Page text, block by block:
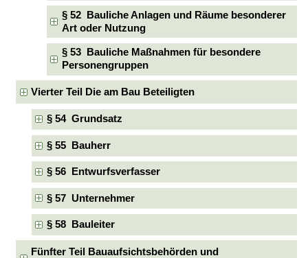
§ 52 Bauliche Anlagen und Räume besonderer
Art oder Nutzung
§ 53 Bauliche Maßnahmen für besondere
Personengruppen
Vierter Teil Die am Bau Beteiligten
§ 54 Grundsatz
§ 55 Bauherr
§ 56 Entwurfsverfasser
§ 57 Unternehmer
§ 58 Bauleiter
Fünfter Teil Bauaufsichtsbehörden und